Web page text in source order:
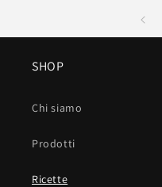
SHOP
Chi siamo
Prodotti
Ricette